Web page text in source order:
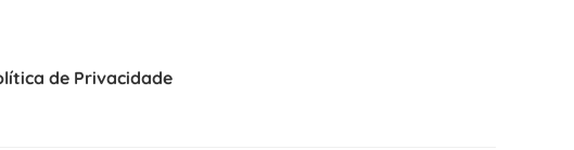
de Privacidade